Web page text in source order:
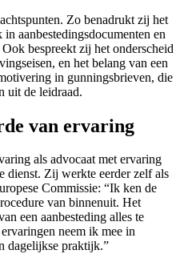
Zo benadrukt zij het
aanbestedingsdocumenten en
bespreekt zij het onderscheid
en het belang van een
in gunningsbrieven, die
uit de leidraad.
van ervaring
als advocaat met ervaring
dienst. Zij werkte eerder zelf als
Commissie: “Ik ken de
van binnenuit. Het
een aanbesteding alles te
neem ik mee in
dagelijkse praktijk.”